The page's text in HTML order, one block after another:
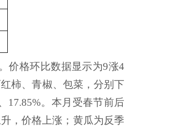
。价格环比数据显示为9涨4
柿、青椒、包菜，分别下
17.85%。本月受春节前后
，价格上涨；黄瓜为反季